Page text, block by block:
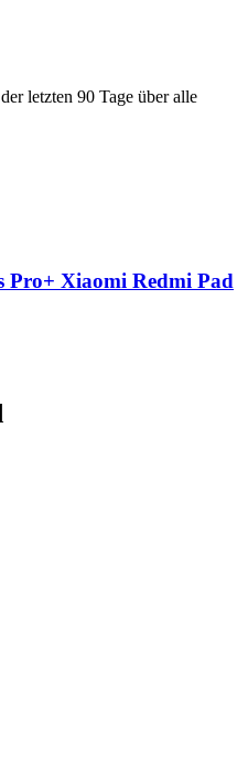
letzten 90 Tage über alle
Pro+ Xiaomi Redmi Pad